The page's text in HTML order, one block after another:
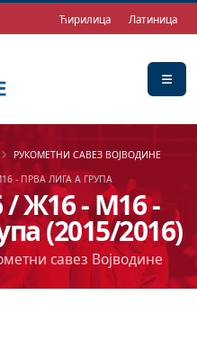
Ћирилица Латиница
Ж16 - М16 -
(2015/2016)
савез Војводине
РУКОМЕТНИ САВЕЗ ВОЈВОДИНЕ
- ПРВА ЛИГА А ГРУПА